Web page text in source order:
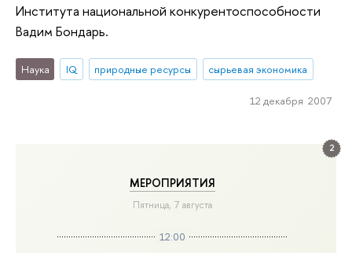
2
МЕРОПРИЯТИЯ
Пятница, 7 августа
12:00
Института национальной конкурентоспособности
Вадим Бондарь.
Наука IQ природные ресурсы сырьевая экономика
12 декабря 2007